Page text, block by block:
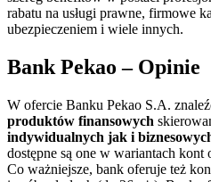
rabatu na usługi prawne, firmowe
ubezpieczeniem i wiele innych.
Bank Pekao – Opinie
W ofercie Banku Pekao S.A.
produktów finansowych
indywidualnych jak i
dostępne są one w wariantach
Co ważniejsze, bank oferuje też